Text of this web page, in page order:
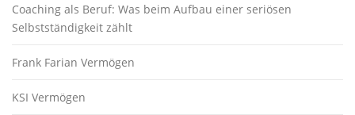
Coaching als Beruf: Was beim Aufbau einer seriösen
Selbstständigkeit zählt
Frank Farian Vermögen
KSI Vermögen